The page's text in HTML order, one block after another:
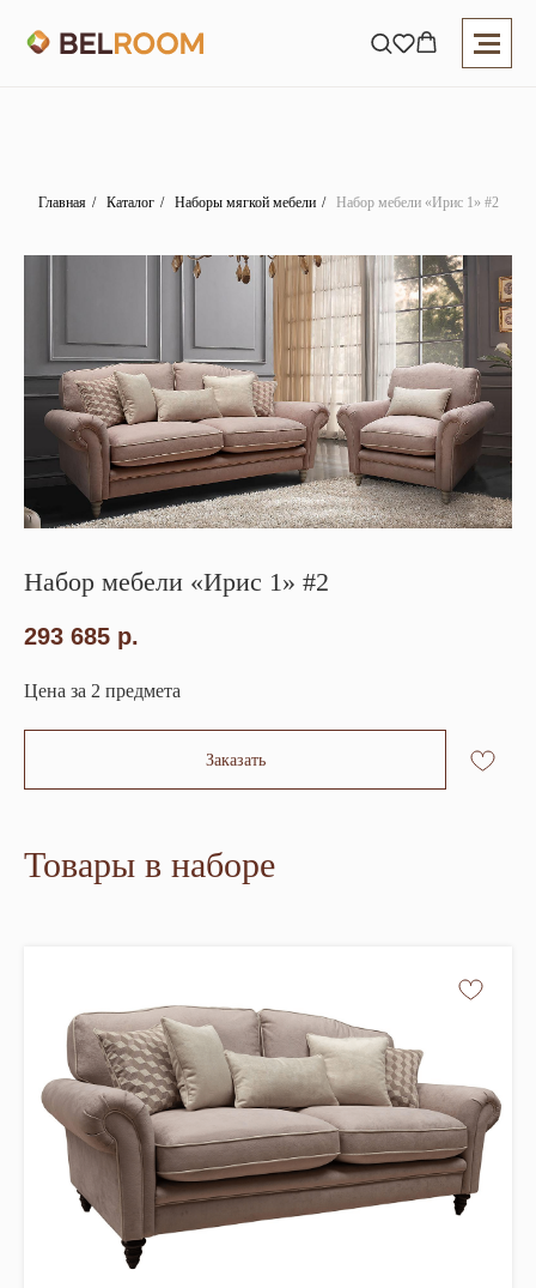
Главная / Каталог / Наборы мягкой мебели / Набор мебели «Ирис 1» #2
Набор мебели «Ирис 1» #2
293 685 р.
Цена за 2 предмета
Заказать
Товары в наборе